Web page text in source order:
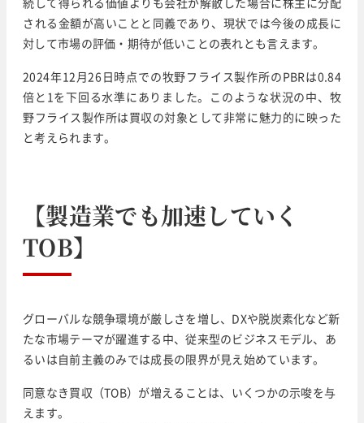
される金額が高いことと同義であり、現状では今後の成長に
対して市場の評価・期待が低いことの表れとも言えます。
2024年12月26日時点での牧野フライス製作所のPBRは0.84
倍と1を下回る水準にありました。このような状況の中、牧
野フライス製作所は買収の対象として非常に魅力的に映った
と考えられます。
【製造業でも加速していく
TOB】
グローバルな競争環境が厳しさを増し、DXや脱炭素化など新
たな市場テーマが躍進する中、従来型のビジネスモデル、あ
るいは自前主義のみでは成長の限界が見え始めています。
同意なき買収（TOB）が増えることは、いくつかの示唆を与
えます。